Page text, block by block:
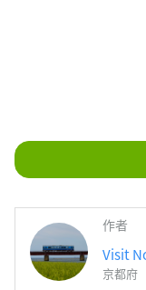
作者
Visit
京都府